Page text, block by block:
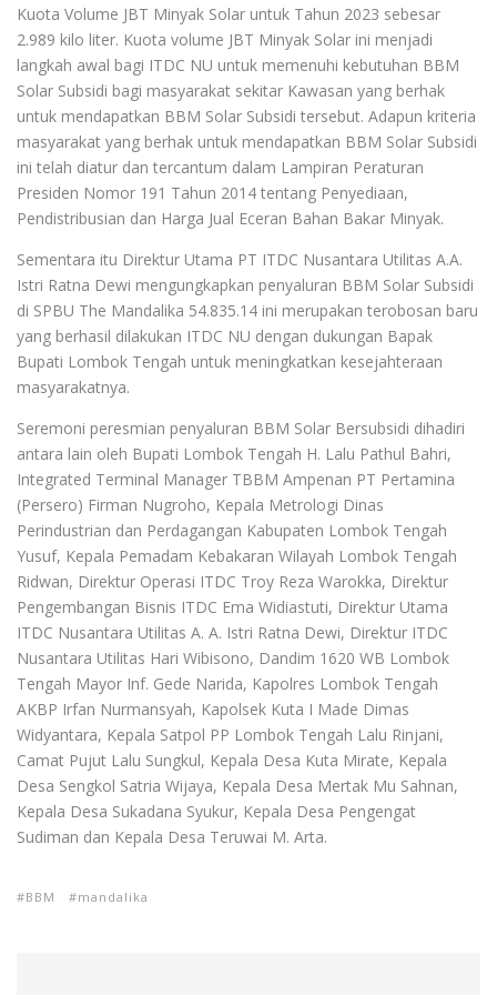
Kuota Volume JBT Minyak Solar untuk Tahun 2023 sebesar
2.989 kilo liter. Kuota volume JBT Minyak Solar ini menjadi
langkah awal bagi ITDC NU untuk memenuhi kebutuhan BBM
Solar Subsidi bagi masyarakat sekitar Kawasan yang berhak
untuk mendapatkan BBM Solar Subsidi tersebut. Adapun kriteria
masyarakat yang berhak untuk mendapatkan BBM Solar Subsidi
ini telah diatur dan tercantum dalam Lampiran Peraturan
Presiden Nomor 191 Tahun 2014 tentang Penyediaan,
Pendistribusian dan Harga Jual Eceran Bahan Bakar Minyak.
Sementara itu Direktur Utama PT ITDC Nusantara Utilitas A.A.
Istri Ratna Dewi mengungkapkan penyaluran BBM Solar Subsidi
di SPBU The Mandalika 54.835.14 ini merupakan terobosan baru
yang berhasil dilakukan ITDC NU dengan dukungan Bapak
Bupati Lombok Tengah untuk meningkatkan kesejahteraan
masyarakatnya.
Seremoni peresmian penyaluran BBM Solar Bersubsidi dihadiri
antara lain oleh Bupati Lombok Tengah H. Lalu Pathul Bahri,
Integrated Terminal Manager TBBM Ampenan PT Pertamina
(Persero) Firman Nugroho, Kepala Metrologi Dinas
Perindustrian dan Perdagangan Kabupaten Lombok Tengah
Yusuf, Kepala Pemadam Kebakaran Wilayah Lombok Tengah
Ridwan, Direktur Operasi ITDC Troy Reza Warokka, Direktur
Pengembangan Bisnis ITDC Ema Widiastuti, Direktur Utama
ITDC Nusantara Utilitas A. A. Istri Ratna Dewi, Direktur ITDC
Nusantara Utilitas Hari Wibisono, Dandim 1620 WB Lombok
Tengah Mayor Inf. Gede Narida, Kapolres Lombok Tengah
AKBP Irfan Nurmansyah, Kapolsek Kuta I Made Dimas
Widyantara, Kepala Satpol PP Lombok Tengah Lalu Rinjani,
Camat Pujut Lalu Sungkul, Kepala Desa Kuta Mirate, Kepala
Desa Sengkol Satria Wijaya, Kepala Desa Mertak Mu Sahnan,
Kepala Desa Sukadana Syukur, Kepala Desa Pengengat
Sudiman dan Kepala Desa Teruwai M. Arta.
BBM mandalika